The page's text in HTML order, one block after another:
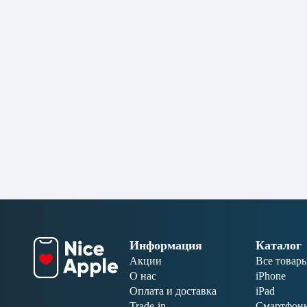
Информация
Акции
О нас
Оплата и доставка
Каталог
Все
iPhone
iPad